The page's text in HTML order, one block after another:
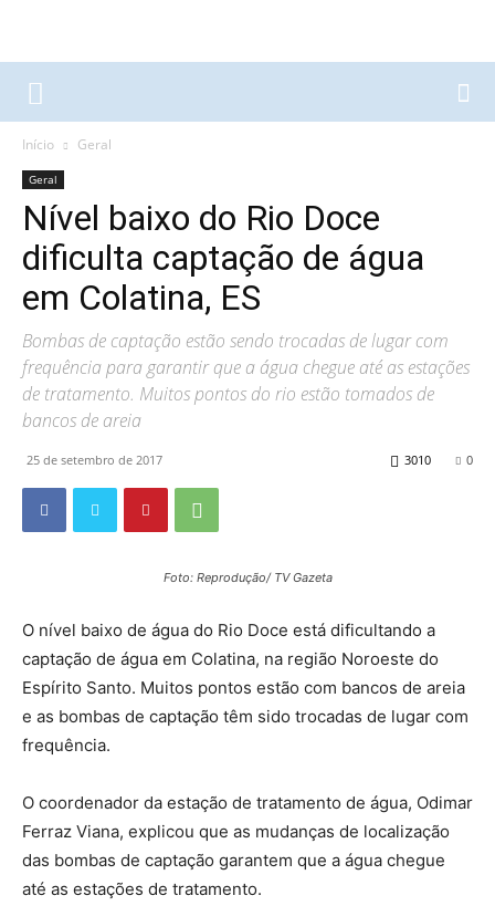
Início Geral
Geral
Nível baixo do Rio Doce
dificulta captação de água
em Colatina, ES
Bombas de captação estão sendo trocadas de lugar com
frequência para garantir que a água chegue até as estações
de tratamento. Muitos pontos do rio estão tomados de
bancos de areia
25 de setembro de 2017 0
3010
Foto: Reprodução/ TV Gazeta
O nível baixo de água do Rio Doce está dificultando a
captação de água em Colatina, na região Noroeste do
Espírito Santo. Muitos pontos estão com bancos de areia
e as bombas de captação têm sido trocadas de lugar com
frequência.
O coordenador da estação de tratamento de água, Odimar
Ferraz Viana, explicou que as mudanças de localização
das bombas de captação garantem que a água chegue
até as estações de tratamento.